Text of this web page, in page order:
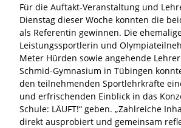
Für die Auftakt-Veranstaltung und
Dienstag dieser Woche konnten die
als Referentin gewinnen. Die
Leistungssportlerin und
Meter Hürden sowie angehende
Schmid-Gymnasium in Tübingen
den teilnehmenden Sportlehrkräfte
und erfrischenden Einblick in das
Schule: LÄUFT!“ geben. „Zahlreiche
direkt ausprobiert und gemeinsam